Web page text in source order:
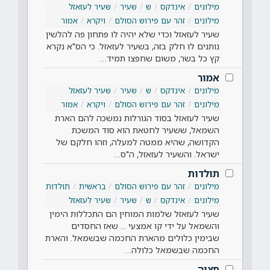
מילונים אינדקס ש שעיר
שעיר לעזאזל
מילונים
זהר עם פירוש הסולם ויקרא אמור
שעיר לעזאזל וכדי שלא יהיה לו פתחון פה להלשין
נותנים לו חלק בזה, בשעיר לעזאזל. כי הס"א נקרא
קץ כל בשר, משום שחפצו תמיד…
אמור
מילונים אינדקס ש שעיר
שעיר לעזאזל
מילונים
זהר עם פירוש הסולם ויקרא אמור
שעיר לעזאזל בסוד הגורלות נמשכה להם הארת
השמאל, ששעיר לחטאת הוא סוד המשכת
הקדושה, שהיא ממטה למעלה, וזהו חלקם של
ישראל. והשעיר לעזאזל, ה"ס…
תולדות
מילונים זהר עם פירוש הסולם בראשית
תולדות
מילונים
אינדקס ש שעיר שעיר לעזאזל
שעיר לעזאזל שלמות המוחין הם התכללות הימין
והשמאל על ידי קו אמצעי ... שאז החסדים
שבימין כלולים מהארת החכמה שבשמאל. והארת
החכמה שבשמאל כלולה…